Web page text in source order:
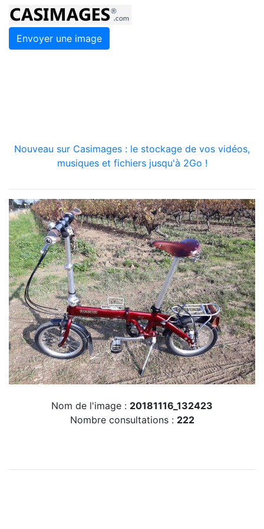
Envoyer une image
Nouveau sur Casimages : le stockage de vos vidéos,
musiques et fichiers jusqu'à 2Go !
Nom de l'image : 20181116_132423
Nombre consultations : 222